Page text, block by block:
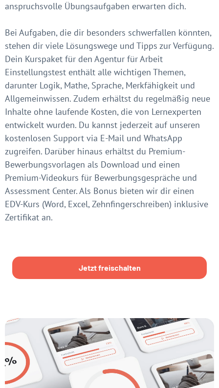
anspruchsvolle Übungsaufgaben erwarten dich.
Bei Aufgaben, die dir besonders schwerfallen könnten,
stehen dir viele Lösungswege und Tipps zur Verfügung.
Dein Kurspaket für den Agentur für Arbeit
Einstellungstest enthält alle wichtigen Themen,
darunter Logik, Mathe, Sprache, Merkfähigkeit und
Allgemeinwissen. Zudem erhältst du regelmäßig neue
Inhalte ohne laufende Kosten, die von Lernexperten
entwickelt wurden. Du kannst jederzeit auf unseren
kostenlosen Support via E-Mail und WhatsApp
zugreifen. Darüber hinaus erhältst du Premium-
Bewerbungsvorlagen als Download und einen
Premium-Videokurs für Bewerbungsgespräche und
Assessment Center. Als Bonus bieten wir dir einen
EDV-Kurs (Word, Excel, Zehnfingerschreiben) inklusive
Zertifikat an.
Jetzt freischalten